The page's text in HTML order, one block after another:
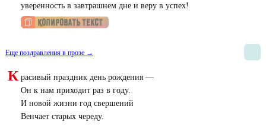
уверенность в завтрашнем дне и веру в успех!
Еще поздравления в прозе →
К расивый праздник день рождения —
Он к нам приходит раз в году.
И новой жизни год свершений
Венчает старых череду.